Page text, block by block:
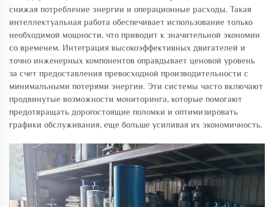
снижая потребление энергии и операционные расходы. Такая
интеллектуальная работа обеспечивает использование только
необходимой мощности, что приводит к значительной экономии
со временем. Интеграция высокоэффективных двигателей и
точно инженерных компонентов оправдывает ценовой уровень
за счет предоставления превосходной производительности с
минимальными потерями энергии. Эти системы часто включают
продвинутые возможности мониторинга, которые помогают
предотвращать дорогостоящие поломки и оптимизировать
графики обслуживания, еще больше усиливая их экономичность.